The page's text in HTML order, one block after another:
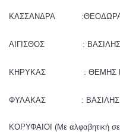
ΚΑΣΣΑΝΔΡΑ :ΘΕΟΔΩΡΑ
ΑΙΓΙΣΘΟΣ : ΒΑΣΙΛΗΣ
ΚΗΡΥΚΑΣ : ΘΕΜΗΣ
ΦΥΛΑΚΑΣ : ΒΑΣΙΛΗΣ
ΚΟΡΥΦΑΙΟΙ (Με αλφαβητική